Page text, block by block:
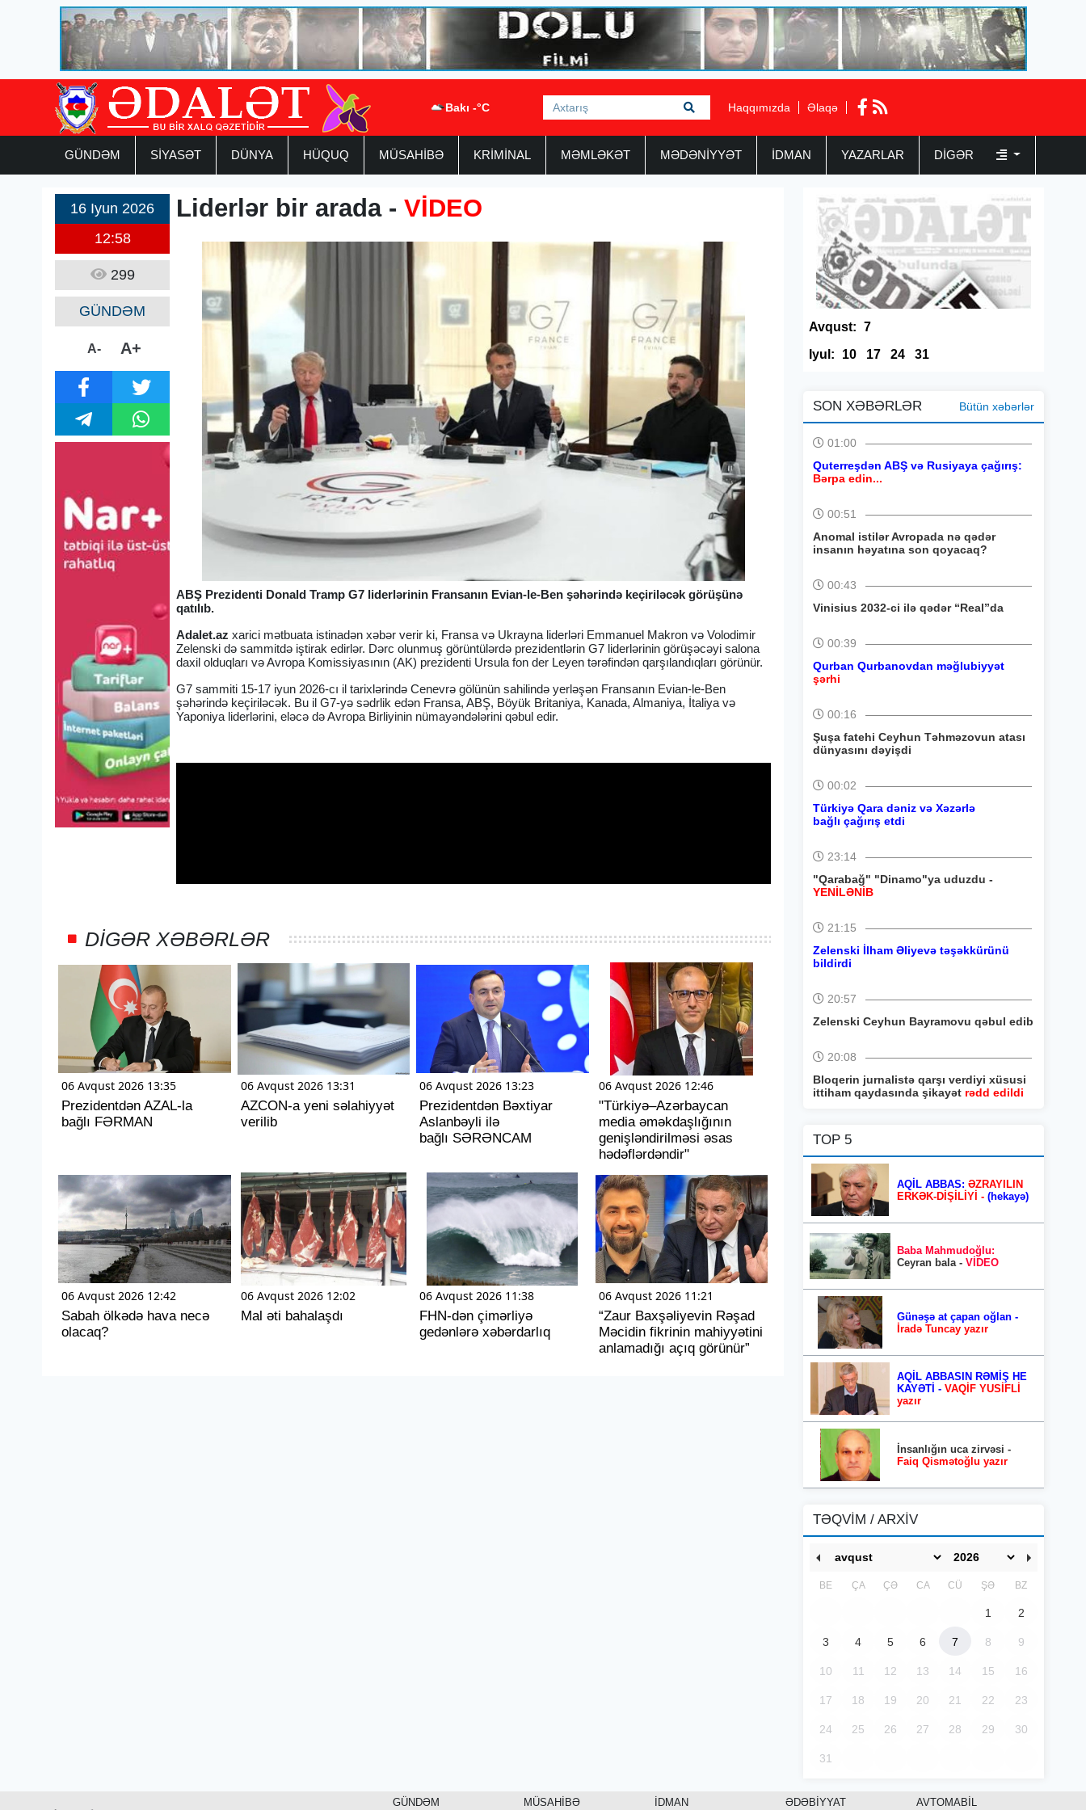
Bakı -°C Haqqımızda Əlaqə
GÜNDƏM SİYASƏT DÜNYA HÜQUQ MÜSAHİBƏ KRİMİNAL MƏMLƏKƏT MƏDƏNİYYƏT İDMAN YAZARLAR DIGƏR
16 Iyun 2026
12:58
299
GÜNDƏM
A- A+
Liderlər bir arada -VİDEO
ABŞ Prezidenti Donald Tramp G7 liderlərinin Fransanın Evian-le-Ben şəhərində keçiriləcək görüşünə
qatılıb.
Adalet.az xarici mətbuata istinadən xəbər verir ki, Fransa və Ukrayna liderləri Emmanuel Makron və Volodimir
Zelenski də sammitdə iştirak edirlər. Dərc olunmuş görüntülərdə prezidentlərin G7 liderlərinin görüşəcəyi salona
daxil olduqları və Avropa Komissiyasının (AK) prezidenti Ursula fon der Leyen tərəfindən qarşılandıqları görünür.
G7 sammiti 15-17 iyun 2026-cı il tarixlərində Cenevrə gölünün sahilində yerləşən Fransanın Evian-le-Ben
şəhərində keçiriləcək. Bu il G7-yə sədrlik edən Fransa, ABŞ, Böyük Britaniya, Kanada, Almaniya, İtaliya və
Yaponiya liderlərini, eləcə də Avropa Birliyinin nümayəndələrini qəbul edir.
DIGƏR XƏBƏRLƏR
06 Avqust 2026 13:35
Prezidentdən AZAL-la
bağlı FƏRMAN
06 Avqust 2026 13:31
AZCON-a yeni səlahiyyət
verilib
06 Avqust 2026 13:23
Prezidentdən Bəxtiyar
Aslanbəyli ilə
bağlı SƏRƏNCAM
06 Avqust 2026 12:46
"Türkiyə–Azərbaycan
media əməkdaşlığının
genişləndirilməsi əsas
hədəflərdəndir"
06 Avqust 2026 12:42
Sabah ölkədə hava necə
olacaq?
06 Avqust 2026 12:02
Mal əti bahalaşdı
06 Avqust 2026 11:38
FHN-dən çimərliyə
gedənlərə xəbərdarlıq
06 Avqust 2026 11:21
“Zaur Baxşəliyevin Rəşad
Məcidin fikrinin mahiyyətini
anlamadığı açıq görünür”
Avqust: 7
Iyul:
10 17 24 31
SON XƏBƏRLƏR Bütün xəbərlər
01:00
Quterreşdən ABŞ və Rusiyaya çağırış:
Bərpa edin...
00:51
Anomal istilər Avropada nə qədər
insanın həyatına son qoyacaq?
00:43
Vinisius 2032-ci ilə qədər “Real”da
00:39
Qurban Qurbanovdan məğlubiyyət
şərhi
00:16
Şuşa fatehi Ceyhun Təhməzovun atası
dünyasını dəyişdi
00:02
Türkiyə Qara dəniz və Xəzərlə
bağlı çağırış etdi
23:14
"Qarabağ" "Dinamo"ya uduzdu -
YENİLƏNİB
21:15
Zelenski İlham Əliyevə təşəkkürünü
bildirdi
20:57
Zelenski Ceyhun Bayramovu qəbul edib
20:08
Bloqerin jurnalistə qarşı verdiyi xüsusi
ittiham qaydasında şikayət rədd edildi
TOP 5
AQİL ABBAS: ƏZRAYILIN
ERKƏK-DİŞİLİYİ - (hekayə)
Baba Mahmudoğlu:
Ceyran bala - VİDEO
Günəşə at çapan oğlan -
İradə Tuncay yazır
AQİL ABBASIN RƏMİŞ HE
KAYƏTİ - VAQİF YUSİFLİ
yazır
İnsanlığın uca zirvəsi -
Faiq Qismətoğlu yazır
TƏQVİM / ARXİV
BE ÇA ÇƏ CA CÜ ŞƏ BZ
1 2
3 4 5 6 7 8 9
10 11 12 13 14 15 16
17 18 19 20 21 22 23
24 25 26 27 28 29 30
31
GÜNDƏM MÜSAHİBƏ İDMAN ƏDƏBİYYAT AVTOMABİL